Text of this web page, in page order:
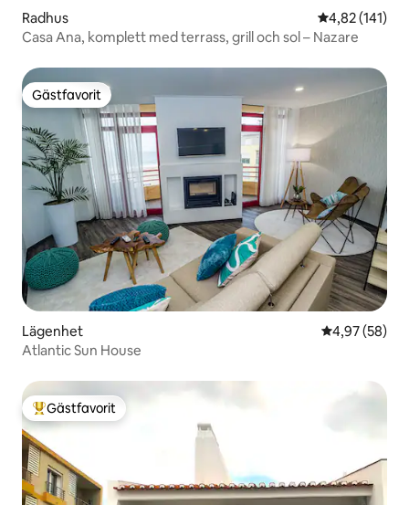
Radhus 4,82 av 5 i
4,82 (141)
Casa Ana, komplett med terrass, grill och sol – Nazare
Gästfavorit
Gästfavorit
Lägenhet 4,97 av 5 i
4,97 (58)
Atlantic Sun House
Populär gästfavorit
Gästfavorit